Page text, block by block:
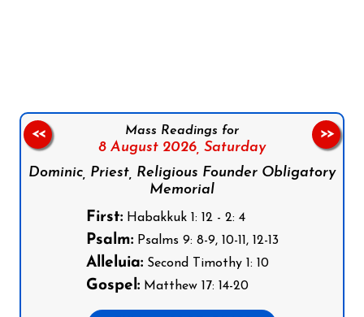
Mass Readings for
8 August 2026, Saturday
Dominic, Priest, Religious Founder Obligatory
Memorial
First:Habakkuk 1: 12 - 2: 4
Psalm:Psalms 9: 8-9, 10-11, 12-13
Alleluia:Second Timothy 1: 10
Gospel:Matthew 17: 14-20
<< >>